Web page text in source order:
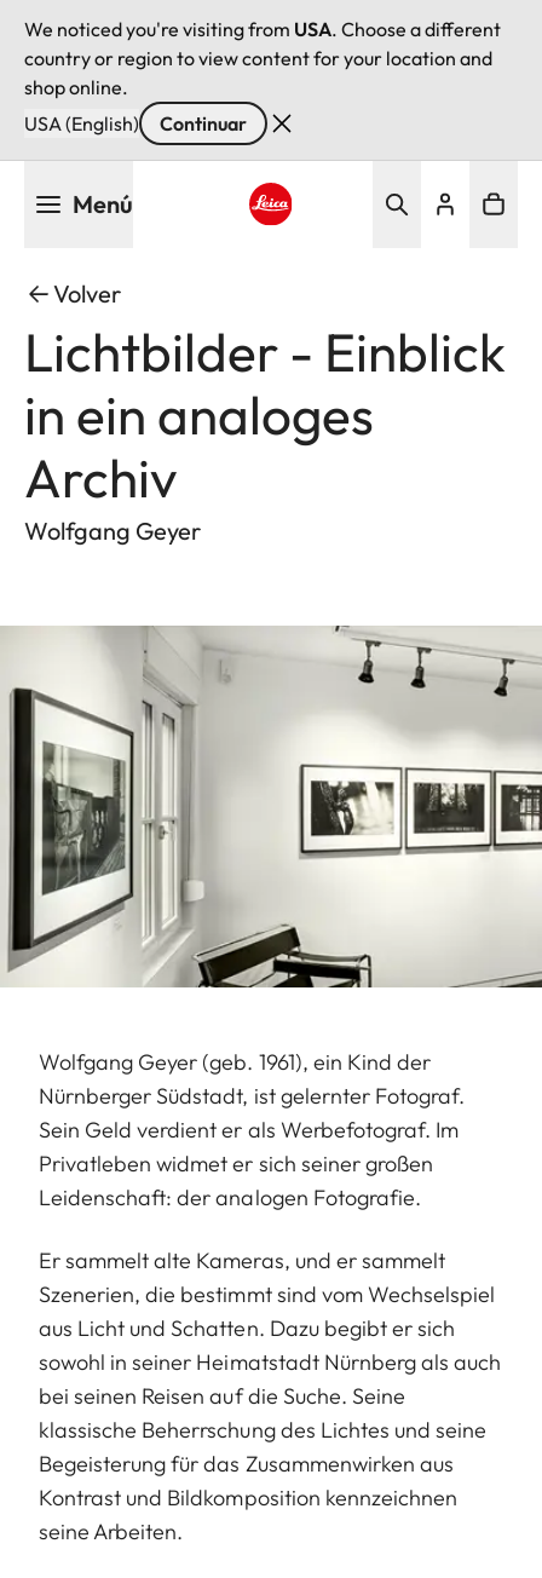
We noticed you're visiting from USA. Choose a different
country or region to view content for your location and
shop online.
USA (English)
Continuar
Menú
Volver
Lichtbilder - Einblick
in ein analoges
Archiv
Wolfgang Geyer
Wolfgang Geyer (geb. 1961), ein Kind der
Nürnberger Südstadt, ist gelernter Fotograf.
Sein Geld verdient er als Werbefotograf. Im
Privatleben widmet er sich seiner großen
Leidenschaft: der analogen Fotografie.
Er sammelt alte Kameras, und er sammelt
Szenerien, die bestimmt sind vom Wechselspiel
aus Licht und Schatten. Dazu begibt er sich
sowohl in seiner Heimatstadt Nürnberg als auch
bei seinen Reisen auf die Suche. Seine
klassische Beherrschung des Lichtes und seine
Begeisterung für das Zusammenwirken aus
Kontrast und Bildkomposition kennzeichnen
seine Arbeiten.